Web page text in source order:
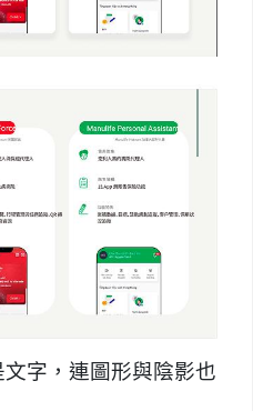
字，連圖形與陰影也